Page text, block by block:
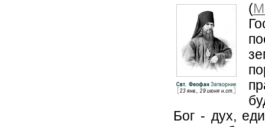
(
Бог - дух,